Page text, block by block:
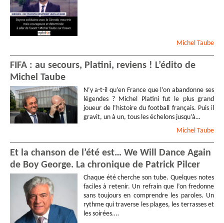
Michel Taube
FIFA : au secours, Platini, reviens ! L’édito de
Michel Taube
N’y a-t-il qu’en France que l’on abandonne ses
légendes ? Michel Platini fut le plus grand
joueur de l’histoire du football français. Puis il
gravit, un à un, tous les échelons jusqu’à…
Michel Taube
Et la chanson de l’été est… We Will Dance Again
de Boy George. La chronique de Patrick Pilcer
Chaque été cherche son tube. Quelques notes
faciles à retenir. Un refrain que l’on fredonne
sans toujours en comprendre les paroles. Un
rythme qui traverse les plages, les terrasses et
les soirées.…